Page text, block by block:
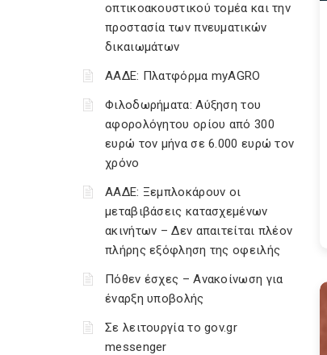
οπτικοακουστικού τομέα και την
προστασία των πνευματικών
δικαιωμάτων
ΑΑΔΕ: Πλατφόρμα myAGRO
Φιλοδωρήματα: Αύξηση του
αφορολόγητου ορίου από 300
ευρώ τον μήνα σε 6.000 ευρώ τον
χρόνο
ΑΑΔΕ: Ξεμπλοκάρουν οι
μεταβιβάσεις κατασχεμένων
ακινήτων – Δεν απαιτείται πλέον
πλήρης εξόφληση της οφειλής
Πόθεν έσχες – Ανακοίνωση για
έναρξη υποβολής
Σε λειτουργία το gov.gr
messenger